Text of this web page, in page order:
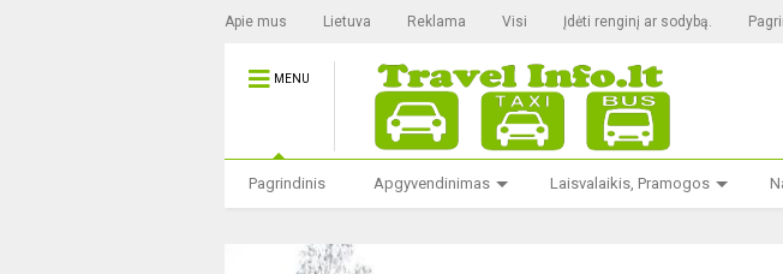
Apie mus Lietuva Reklama Visi Įdėti renginį ar sodybą.
MENU
Pagrindinis Apgyvendinimas Laisvalaikis, Pramogos